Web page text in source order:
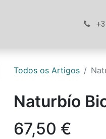
Todos os Artigos
Naturbío
67,50 €